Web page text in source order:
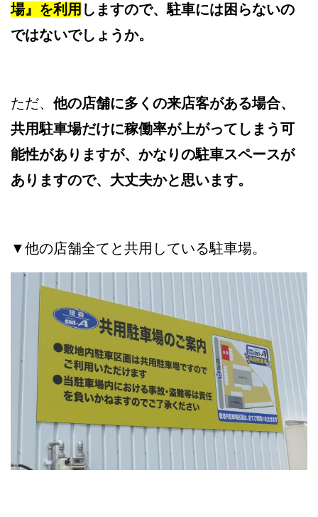
場』を利用 しますので、駐車には困らないの
ではないでしょうか。
ただ、 他の店舗に多くの来店客がある場合、
共用駐車場だけに稼働率が上がってしまう可
能性がありますが、かなりの駐車スペースが
ありますので、大丈夫かと思います。
▼他の店舗全てと共用している駐車場。